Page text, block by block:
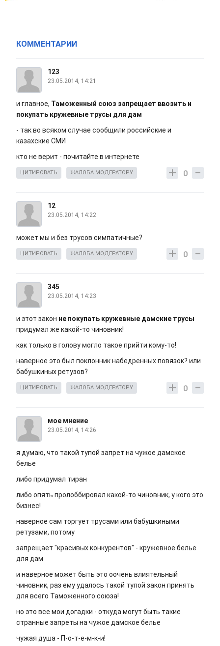
КОММЕНТАРИИ
123
23.05.2014, 14:21
и главное, Таможенный союз запрещает ввозить и
покупать кружевные трусы для дам
- так во всяком случае сообщили российские и
казахские СМИ
кто не верит - почитайте в интернете
0
ЦИТИРОВАТЬ ЖАЛОБА МОДЕРАТОРУ
12
23.05.2014, 14:22
может мы и без трусов симпатичные?
0
ЦИТИРОВАТЬ ЖАЛОБА МОДЕРАТОРУ
345
23.05.2014, 14:23
и этот закон не покупать кружевные дамские трусы
придумал же какой-то чиновник!
как только в голову могло такое прийти кому-то!
наверное это был поклонник набедренных повязок? или
бабушкиных ретузов?
0
ЦИТИРОВАТЬ ЖАЛОБА МОДЕРАТОРУ
мое мнение
23.05.2014, 14:26
я думаю, что такой тупой запрет на чужое дамское
белье
либо придумал тиран
либо опять пролоббировал какой-то чиновник, у кого это
бизнес!
наверное сам торгует трусами или бабушкиными
ретузами, потому
запрещает "красивых конкурентов" - кружевное белье
для дам
и наверное может быть это оочень влиятельный
чиновник, раз ему удалось такой тупой закон принять
для всего Таможенного союза!
но это все мои догадки - откуда могут быть такие
странные запреты на чужое дамское белье
чужая душа - П-о-т-е-м-к-и!